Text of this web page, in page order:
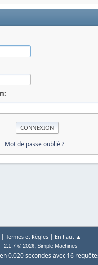
Mot de passe oublié ?
Termes et Règles| En haut ▲
2.1.7 © 2026, Simple Machines
0.020 secondes avec 16